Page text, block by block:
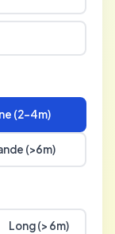
(2-4m)
(>6m)
Long (> 6m)